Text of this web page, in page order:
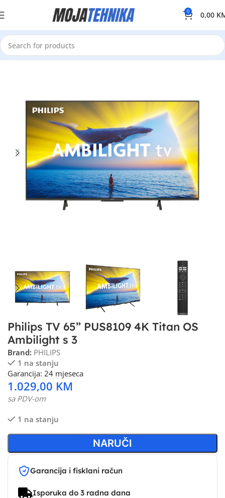
0 0,00
Philips TV 65” PUS8109 4K Titan OS
Ambilight s 3
Brand: PHILIPS
1 na stanju
Garancija: 24 mjeseca
1.029,00 KM
sa PDV-om
1 na stanju
NARUČI
Garancija i fisklani račun
Isporuka do 3 radna dana